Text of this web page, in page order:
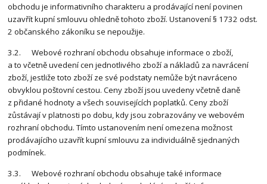
obchodu je informativního charakteru a prodávající není povinen
uzavřít kupní smlouvu ohledně tohoto zboží. Ustanovení § 1732 odst.
2 občanského zákoníku se nepoužije.
3.2. Webové rozhraní obchodu obsahuje informace o zboží,
a to včetně uvedení cen jednotlivého zboží a nákladů za navrácení
zboží, jestliže toto zboží ze své podstaty nemůže být navráceno
obvyklou poštovní cestou. Ceny zboží jsou uvedeny včetně daně
z přidané hodnoty a všech souvisejících poplatků. Ceny zboží
zůstávají v platnosti po dobu, kdy jsou zobrazovány ve webovém
rozhraní obchodu. Tímto ustanovením není omezena možnost
prodávajícího uzavřít kupní smlouvu za individuálně sjednaných
podmínek.
3.3. Webové rozhraní obchodu obsahuje také informace